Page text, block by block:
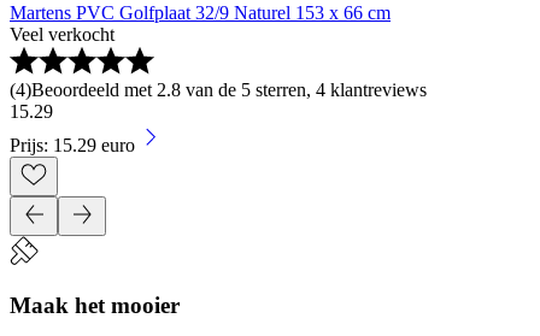
Martens PVC Golfplaat 32/9 Naturel 153 x 66 cm
Veel verkocht
(4)Beoordeeld met 2.8 van de 5 sterren, 4 klantreviews
15.29
Prijs: 15.29 euro
Maak het mooier